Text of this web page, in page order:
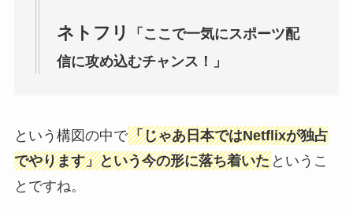
ネトフリ
「ここで一気にスポーツ配
信に攻め込むチャンス！」
という構図の中で「じゃあ日本ではNetflixが独占
でやります」という今の形に落ち着いたというこ
とですね。